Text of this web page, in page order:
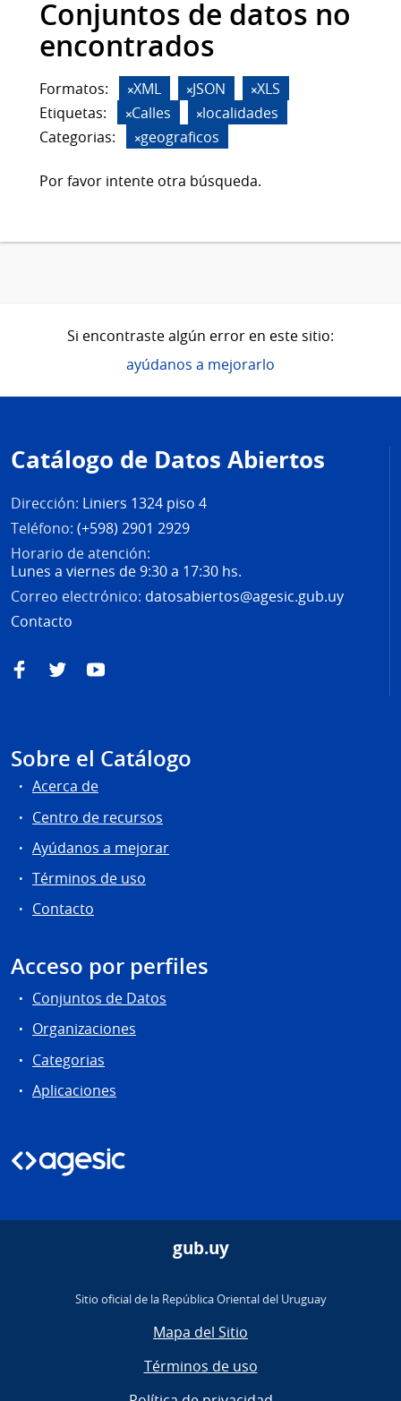
Conjuntos de datos no
encontrados
Formatos: XML JSON
XLS
Etiquetas:
Calles
localidades
Categorias:
geograficos
Por favor intente otra búsqueda.
Si encontraste algún error en este sitio:
ayúdanos a mejorarlo
de
página
Catálogo de Datos Abiertos
Dirección: Liniers 1324 piso 4
Teléfono: (+598) 2901 2929
Horario de atención:
Lunes a viernes de 9:30 a 17:30 hs.
Correo electrónico: datosabiertos@agesic.gub.uy
Contacto
FacebookTwitterYouTube
Sobre el Catálogo
Acerca de
Centro de recursos
Ayúdanos a mejorar
Términos de uso
Contacto
Acceso por perfiles
Conjuntos de Datos
Organizaciones
Categorias
Aplicaciones
gub.uy
Sitio oficial de la República Oriental del Uruguay
Mapa del Sitio
Términos de uso